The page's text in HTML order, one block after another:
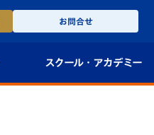
お問合せ
スクール・ アカデミー